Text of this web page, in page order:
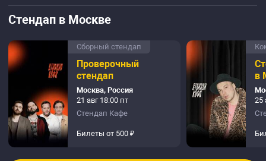
Стендап в Москве
Сборный стендап
Проверочный
стендап
Москва, Россия
21 авг 18:00 пт
Стендап Кафе
Билеты от 500 ₽
в
25